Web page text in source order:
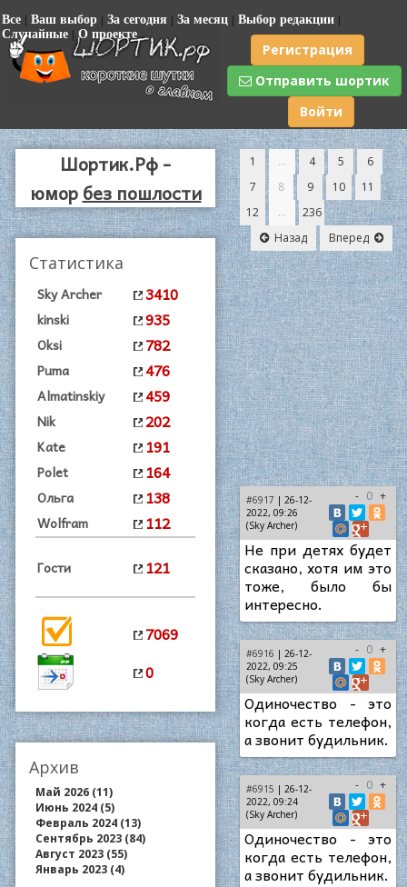
Все | Ваш выбор | За сегодня | За месяц | Выбор редакции |
Случайные | О проекте
Регистрация
Отправить шортик
Войти
Шортик.Рф -
юморбез пошлости
Статистика
Sky Archer 3410
kinski 935
Oksi 782
Puma 476
Almatinskiy 459
Nik 202
Kate 191
Polet 164
Ольга 138
Wolfram 112
Гости 121
7069
0
Архив
Май 2026 (11)
Июнь 2024 (5)
Февраль 2024 (13)
Сентябрь 2023 (84)
Август 2023 (55)
Январь 2023 (4)
1 ... 4 5
6
7
8 9 10
11
12
...
236
Назад
Вперед
|
#6917 | 26-12-
2022, 09:26
(Sky Archer)
- 0 +
Не при детях будет
сказано, хотя им это
тоже, было бы
интересно.
#6916 | 26-12-
2022, 09:25
(Sky Archer)
- 0 +
Одиночество - это
когда есть телефон,
а звонит будильник.
#6915 | 26-12-
2022, 09:24
(Sky Archer)
- 0 +
Одиночество - это
когда есть телефон,
а звонит будильник.